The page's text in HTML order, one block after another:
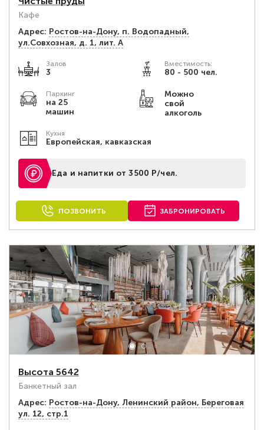
Кафе
Адрес: Ростов-на-Дону, п. Водопадный,
ул.Совхозная, д. 1, лит. А
Залов
3
Вместимость:
80 - 500 чел.
Паркинг
на 25
машин
Можно
свой
алкоголь
Кухня
Европейская, кавказская
Еда и напитки от 3500 Р/чел.
ПОЗВОНИТЬ ЗАБРОНИРОВАТЬ
Высота 5642
Банкетный зал
Адрес: Ростов-на-Дону, Ленинский район, Береговая
ул. 12, стр.1